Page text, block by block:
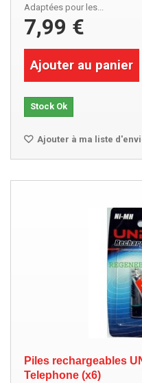
Adaptées pour les...
7,99 €
Ajouter au panier
Stock Ok
Ajouter à ma liste
Piles rechargeables
Telephone (x6)